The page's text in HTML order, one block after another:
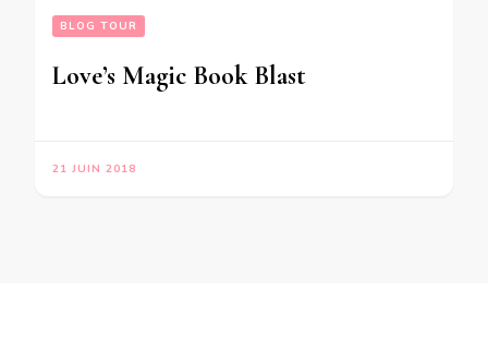
BLOG TOUR
Love’s Magic Book Blast
21 JUIN 2018